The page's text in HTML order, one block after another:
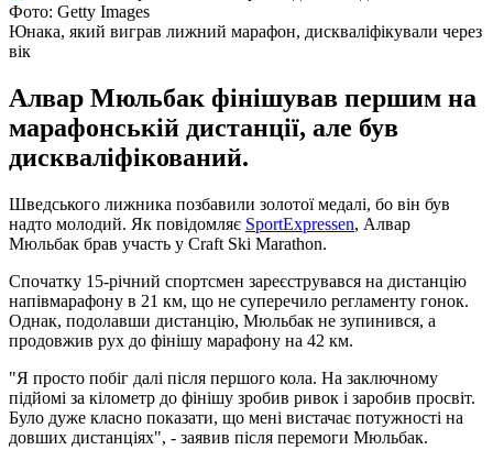
Фото: Getty Images
Юнака, який виграв лижний марафон, дискваліфікували через
вік
Алвар Мюльбак фінішував першим на
марафонській дистанції, але був
дискваліфікований.
Шведського лижника позбавили золотої медалі, бо він був
надто молодий. Як повідомляє SportExpressen, Алвар
Мюльбак брав участь у Craft Ski Marathon.
Спочатку 15-річний спортсмен зареєструвався на дистанцію
напівмарафону в 21 км, що не суперечило регламенту гонок.
Однак, подолавши дистанцію, Мюльбак не зупинився, а
продовжив рух до фінішу марафону на 42 км.
"Я просто побіг далі після першого кола. На заключному
підйомі за кілометр до фінішу зробив ривок і заробив просвіт.
Було дуже класно показати, що мені вистачає потужності на
довших дистанціях", - заявив після перемоги Мюльбак.